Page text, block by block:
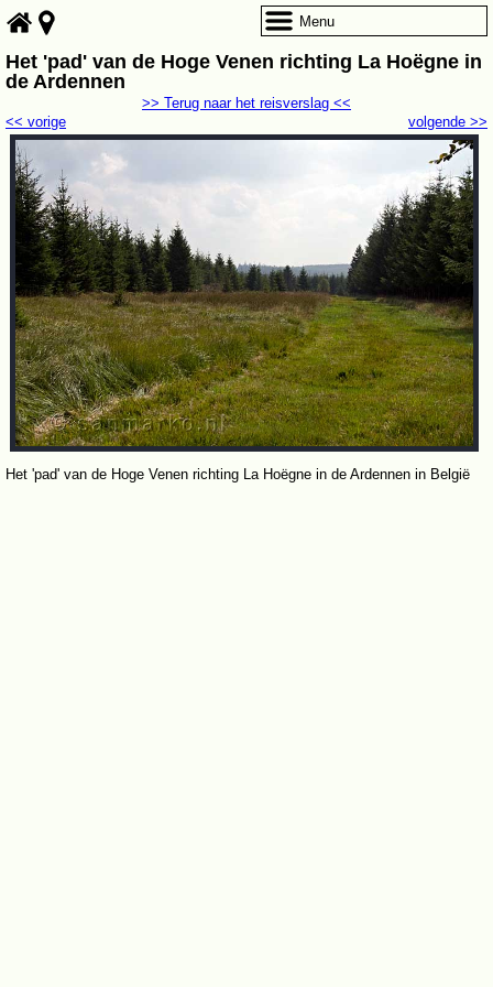
Het 'pad' van de Hoge Venen richting La Hoëgne in
de Ardennen
volgende >>
<< vorige
>> Terug naar het reisverslag <<
Het 'pad' van de Hoge Venen richting La Hoëgne in de Ardennen in België
Menu